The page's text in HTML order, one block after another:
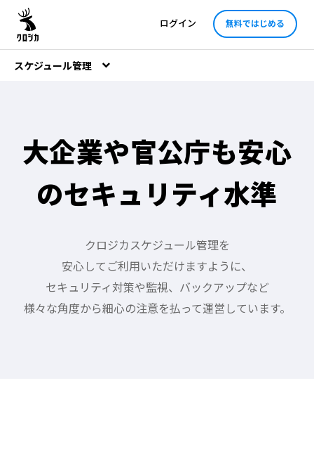
ログイン 無料ではじめる
スケジュール管理
大企業や官公庁も安心
のセキュリティ水準
クロジカスケジュール管理を
安心してご利用いただけますように、
セキュリティ対策や監視、バックアップなど
様々な角度から細心の注意を払って運営しています。